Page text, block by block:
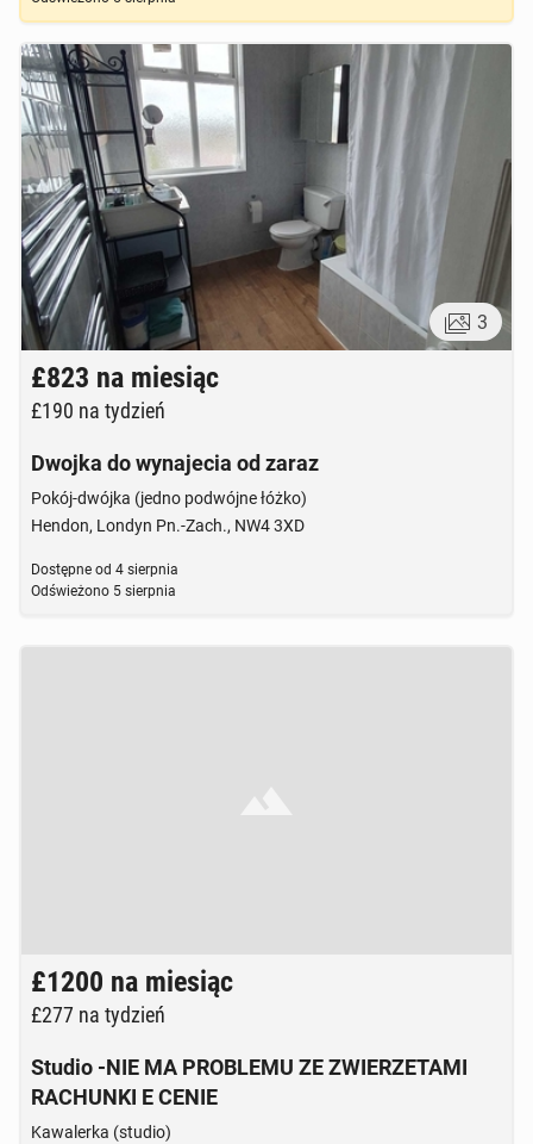
3
£823 na miesiąc
£190 na tydzień
Dwojka do wynajecia od zaraz
Pokój-dwójka (jedno podwójne łóżko)
Hendon, Londyn Pn.-Zach., NW4 3XD
Dostępne od 4 sierpnia
Odświeżono 5 sierpnia
Brak zdjęcia
£1200 na miesiąc
£277 na tydzień
Studio -NIE MA PROBLEMU ZE ZWIERZETAMI
RACHUNKI E CENIE
Kawalerka (studio)